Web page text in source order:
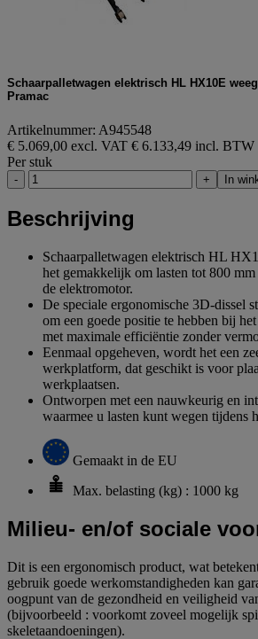
Schaarpalletwagen elektrisch HL HX10E
Pramac
Artikelnummer: A945548
€ 5.069,00 excl. VAT € 6.133,49 incl. BTW
Per stuk
- + In
Beschrijving
Schaarpalletwagen elektrisch HL
het gemakkelijk om lasten tot 800
de elektromotor.
De speciale ergonomische 3D-dissel
om een goede positie te hebben bij
met maximale efficiëntie zonder
Eenmaal opgeheven, wordt het een
werkplatform, dat geschikt is voor
werkplaatsen.
Ontworpen met een nauwkeurig en
waarmee u lasten kunt wegen tijdens
Gemaakt in de EU
Max. belasting (kg) : 1000 kg
Milieu- en/of sociale
Dit is een ergonomisch product, wat
gebruik goede werkomstandigheden kan
oogpunt van de gezondheid en veiligheid
(bijvoorbeeld : voorkomt zoveel mogelijk
skeletaandoeningen).